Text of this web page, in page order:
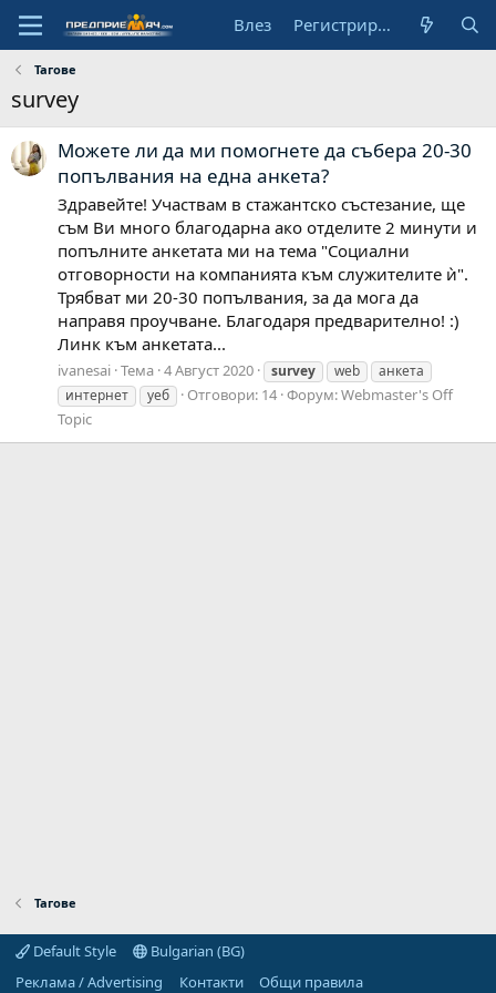
Влез Регистрирай се
Тагове
survey
Можете ли да ми помогнете да събера 20-30
попълвания на една анкета?
Здравейте! Участвам в стажантско състезание, ще
съм Ви много благодарна ако отделите 2 минути и
попълните анкетата ми на тема "Социални
отговорности на компанията към служителите ѝ".
Трябват ми 20-30 попълвания, за да мога да
направя проучване. Благодаря предварително! :)
Линк към анкетата...
ivanesai Тема 4 Август 2020 survey web
анкета
интернет
уеб Отговори: 14 Форум:Webmaster's Off
Topic
Тагове
Default Style
Bulgarian (BG)
Реклама / Advertising
Контакти
Общи правила